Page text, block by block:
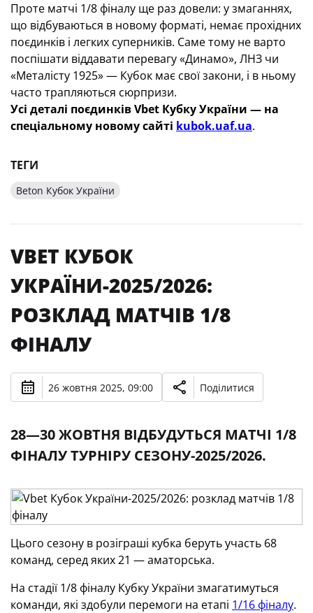
Проте матчі 1/8 фіналу ще раз довели: у змаганнях,
що відбуваються в новому форматі, немає прохідних
поєдинків і легких суперників. Саме тому не варто
поспішати віддавати перевагу «Динамо», ЛНЗ чи
«Металісту 1925» — Кубок має свої закони, і в ньому
часто трапляються сюрпризи.
Усі деталі поєдинківVbet Кубку України — на
спеціальному новому сайті kubok.uaf.ua.
ТЕГИ
Beton Кубок України
VBET КУБОК
УКРАЇНИ-2025/2026:
РОЗКЛАД МАТЧІВ 1/8
ФІНАЛУ
26 жовтня 2025, 09:00 Поділитися
28—30 ЖОВТНЯ ВІДБУДУТЬСЯ МАТЧІ 1/8
ФІНАЛУ ТУРНІРУ СЕЗОНУ-2025/2026.
Цього сезону в розіграші кубка беруть участь 68
команд, серед яких 21 — аматорська.
На стадії 1/8 фіналу Кубку України змагатимуться
команди, які здобули перемоги на етапі 1/16 фіналу.